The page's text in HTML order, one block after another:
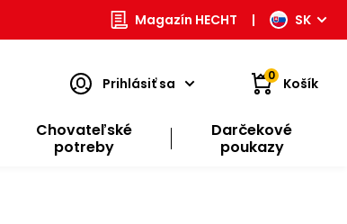
Magazín HECHT | SK
Prihlásiť sa 0 Košík
Chovateľské
potreby
Darčekové
poukazy